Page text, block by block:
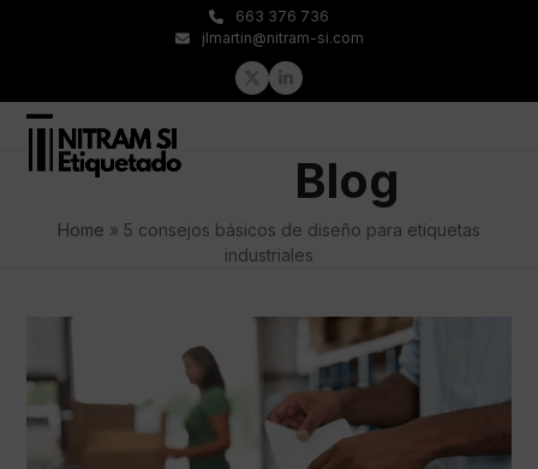
663 376 736
jlmartin@nitram-si.com
TwitterLinkedIn
Open
mobile
menu
Close
mobile
menu
Blog
Home » 5 consejos básicos de diseño para etiquetas
industriales